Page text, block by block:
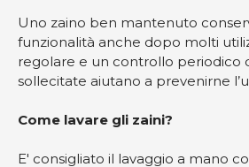
Uno zaino ben mantenuto
funzionalità anche dopo molti
regolare e un controllo periodico
sollecitate aiutano a prevenirne
Come lavare gli zaini?
E' consigliato il lavaggio a mano